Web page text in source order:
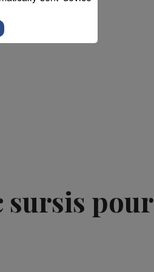
sursis pour